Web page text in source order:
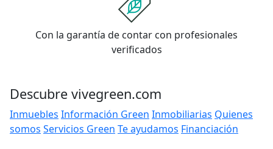
Con la garantía de contar con profesionales
verificados
Descubre vivegreen.com
Inmuebles Información Green Inmobiliarias Quienes
somos Servicios Green Te ayudamos Financiación